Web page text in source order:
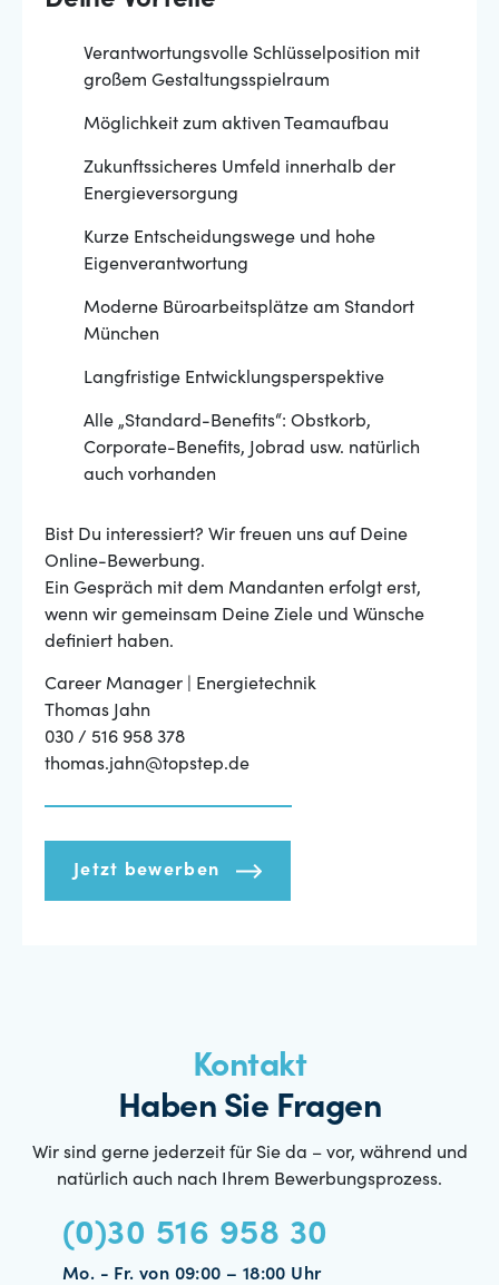
Verantwortungsvolle Schlüsselposition mit
großem Gestaltungsspielraum
Möglichkeit zum aktiven Teamaufbau
Zukunftssicheres Umfeld innerhalb der
Energieversorgung
Kurze Entscheidungswege und hohe
Eigenverantwortung
Moderne Büroarbeitsplätze am Standort
München
Langfristige Entwicklungsperspektive
Alle „Standard-Benefits“: Obstkorb,
Corporate-Benefits, Jobrad usw. natürlich
auch vorhanden
Bist Du interessiert? Wir freuen uns auf Deine
Online-Bewerbung.
Ein Gespräch mit dem Mandanten erfolgt erst,
wenn wir gemeinsam Deine Ziele und Wünsche
definiert haben.
Career Manager | Energietechnik
Thomas Jahn
030 / 516 958 378
thomas.jahn@topstep.de
Jetzt bewerben
Kontakt
Haben Sie Fragen
Wir sind gerne jederzeit für Sie da – vor, während und
natürlich auch nach Ihrem Bewerbungsprozess.
(0)30 516 958 30
Mo. - Fr. von 09:00 – 18:00 Uhr